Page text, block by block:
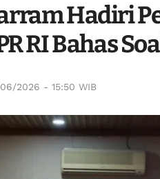
Hadiri
RI Bahas
2026 - 15:50 WIB